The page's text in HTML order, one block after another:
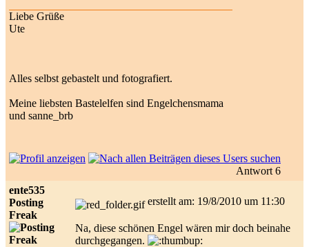
Liebe Grüße
Ute
Alles selbst gebastelt und fotografiert.
Meine liebsten Bastelelfen sind Engelchensmama
und sanne_brb
Antwort 6
ente535
Posting
Freak
erstellt am: 19/8/2010 um 11:30
Na, diese schönen Engel wären mir doch beinahe
durchgegangen.